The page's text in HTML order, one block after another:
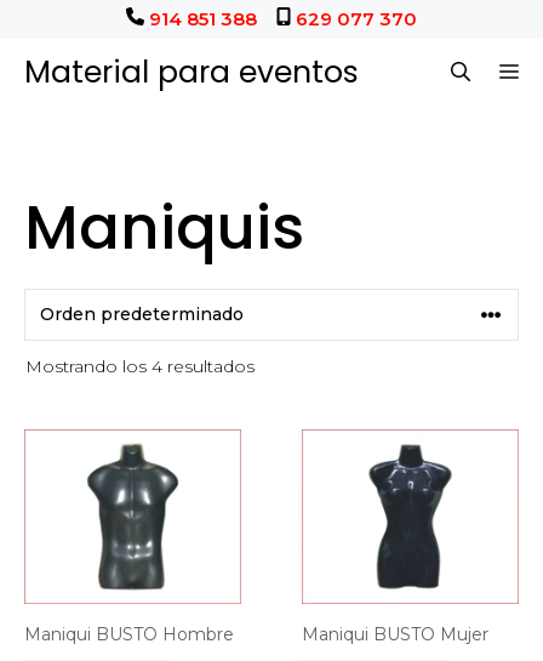
contenido
914 851 388 629 077 370
Material para eventos
Maniquis
Mostrando los 4 resultados
Maniqui BUSTO Hombre Maniqui BUSTO Mujer